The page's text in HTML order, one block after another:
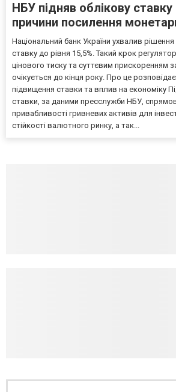
НБУ підняв облікову ставку
причини посилення
Національний банк України ухвалив
ставку до рівня 15,5%. Такий крок
цінового тиску та суттєвим прискоренням
очікується до кінця року. Про це
підвищення ставки та вплив на економіку
ставки, за даними пресслужби НБУ,
привабливості гривневих активів для
стійкості валютного ринку, а так...